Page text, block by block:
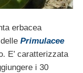
erbacea
Primulacee
E’ caratterizzata
i 30